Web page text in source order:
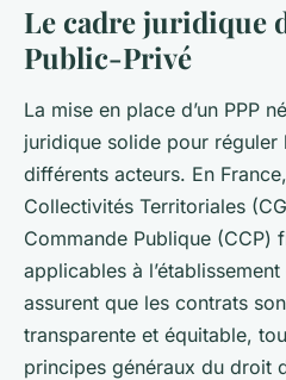
Le cadre juridique
Public-Privé
La mise en place d’un PPP
juridique solide pour réguler
différents acteurs. En
Collectivités Territoriales
Commande Publique (CCP)
applicables à
assurent que les contrats
transparente et équitable,
principes généraux du droit